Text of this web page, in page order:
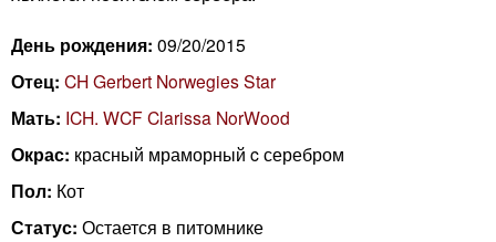
g
C
a
t
u
День рождения: 09/20/2015
Отец: CH Gerbert Norwegies Star
Мать: ICH. WCF Clarissa NorWood
Окрас: красный мраморный c серебром
Пол: Кот
Статус: Остается в питомнике